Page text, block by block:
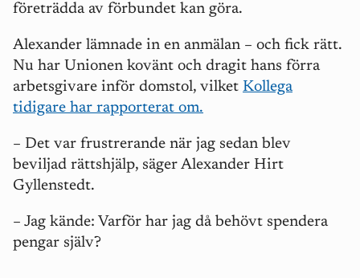
företrädda av förbundet kan göra.
Alexander lämnade in en anmälan – och fick rätt.
Nu har Unionen kovänt och dragit hans förra
arbetsgivare inför domstol, vilket Kollega
tidigare har rapporterat om.
– Det var frustrerande när jag sedan blev
beviljad rättshjälp, säger Alexander Hirt
Gyllenstedt.
– Jag kände: Varför har jag då behövt spendera
pengar själv?